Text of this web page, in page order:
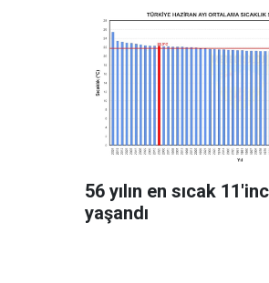
56 yılın en sıcak
yaşandı